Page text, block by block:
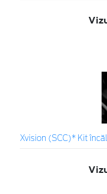
Xvision (SCC)* Kit